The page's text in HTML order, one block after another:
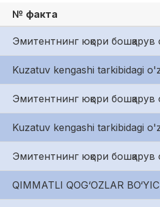
№ факта
Эмитентнинг юқори бошқарув
Kuzatuv kengashi tarkibidagi
Эмитентнинг юқори бошқарув
Kuzatuv kengashi tarkibidagi
Эмитентнинг юқори бошқарув
QIMMATLI QOG‘OZLAR